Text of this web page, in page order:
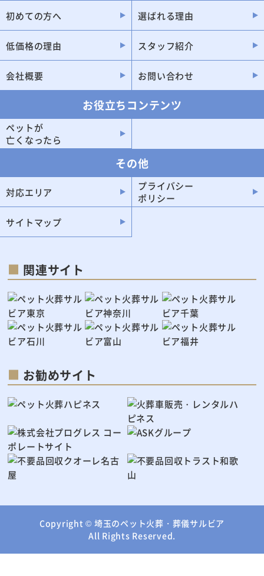
秩父市
日高市
初めての方へ 選ばれる理由
低価格の理由 スタッフ紹介
会社概要 お問い合わせ
お役立ちコンテンツ
ペットが
亡くなったら
その他
対応エリア
プライバシー
ポリシー
サイトマップ
関連サイト
お勧めサイト
Copyright © 埼玉のペット火葬・葬儀サルビア
All Rights Reserved.